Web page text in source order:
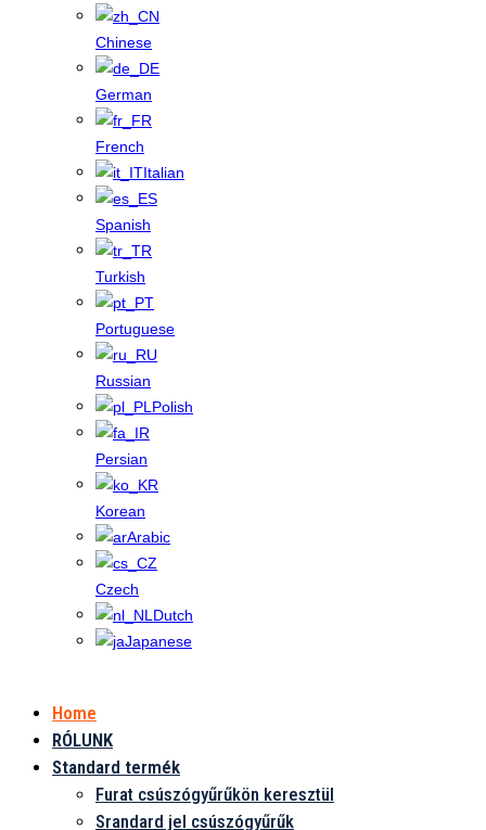
Chinese
German
French
Italian
Spanish
Turkish
Portuguese
Russian
Polish
Persian
Korean
Arabic
Czech
Dutch
Japanese
Home
RÓLUNK
Standard termék
Furat csúszógyűrűkön keresztül
Srandard jel csúszógyűrűk